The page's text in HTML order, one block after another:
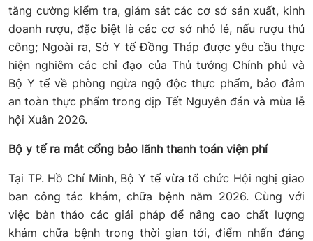
tăng cường kiểm tra, giám sát các cơ sở sản xuất, kinh
doanh rượu, đặc biệt là các cơ sở nhỏ lẻ, nấu rượu thủ
công; Ngoài ra, Sở Y tế Đồng Tháp được yêu cầu thực
hiện nghiêm các chỉ đạo của Thủ tướng Chính phủ và
Bộ Y tế về phòng ngừa ngộ độc thực phẩm, bảo đảm
an toàn thực phẩm trong dịp Tết Nguyên đán và mùa lễ
hội Xuân 2026.
Bộ y tế ra mắt cổng bảo lãnh thanh toán viện phí
Tại TP. Hồ Chí Minh, Bộ Y tế vừa tổ chức Hội nghị giao
ban công tác khám, chữa bệnh năm 2026. Cùng với
việc bàn thảo các giải pháp để nâng cao chất lượng
khám chữa bệnh trong thời gian tới, điểm nhấn đáng